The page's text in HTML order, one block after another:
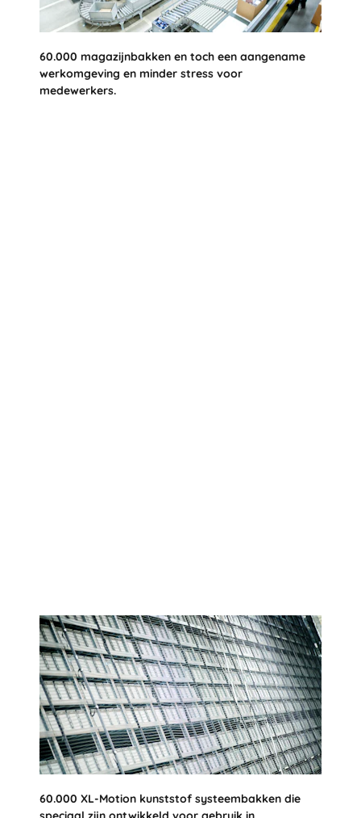
60.000 magazijnbakken en toch een aangename
werkomgeving en minder stress voor
medewerkers.
60.000 XL-Motion kunststof systeembakken die